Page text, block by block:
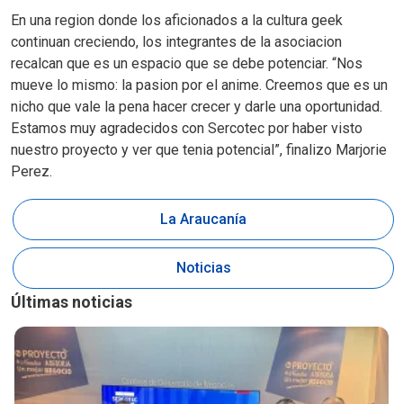
En una region donde los aficionados a la cultura geek
continuan creciendo, los integrantes de la asociacion
recalcan que es un espacio que se debe potenciar. “Nos
mueve lo mismo: la pasion por el anime. Creemos que es un
nicho que vale la pena hacer crecer y darle una oportunidad.
Estamos muy agradecidos con Sercotec por haber visto
nuestro proyecto y ver que tenia potencial”, finalizo Marjorie
Perez.
La Araucanía
Noticias
Últimas noticias